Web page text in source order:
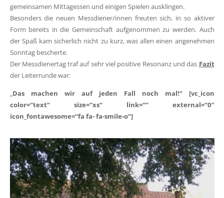
gemeinsamen Mittagessen und einigen Spielen ausklingen.
Besonders die neuen Messdiener/innen freuten sich, in so aktiver
Form bereits in die Gemeinschaft aufgenommen zu werden. Auch
der Spaß kam sicherlich nicht zu kurz, was allen einen angenehmen
Sonntag bescherte.
Der Messdienertag traf auf sehr viel positive Resonanz und das Fazit
der Leiterrunde war:
„Das machen wir auf jeden Fall noch mal!“ [vc_icon
color=“text“ size=“xs“ link=““ external=“0″
icon_fontawesome=“fa fa- fa-smile-o“]